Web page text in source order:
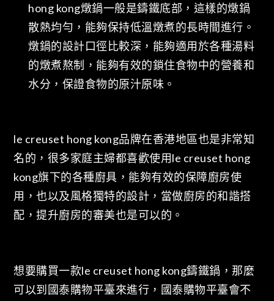
hong kong燉鍋一般是鑄鐵底部，這樣的燉鍋
散熱均勻，能夠保持低溫燉煮的長時間進行。
燉鍋的設計口徑比較深，能夠適用於各種湯料
的燉煮熬制，能夠有效的鎖住食物中的營養和
水分，保證食物的原汁原味。
le creuset hong kong品牌在香港地區也是非常知
名的，很多家庭主婦都喜歡使用le creuset hong
kong旗下的各種廚具，能夠有效的保障廚房使
用，也以及風格獨特的設計，當做廚房的和諧搭
配，提升廚房的審美也是可以的。
想要購買一款le creuset hong kong鑄鐵鍋，那麼
可以到國泰購物平臺來進行，國泰購物平臺會不